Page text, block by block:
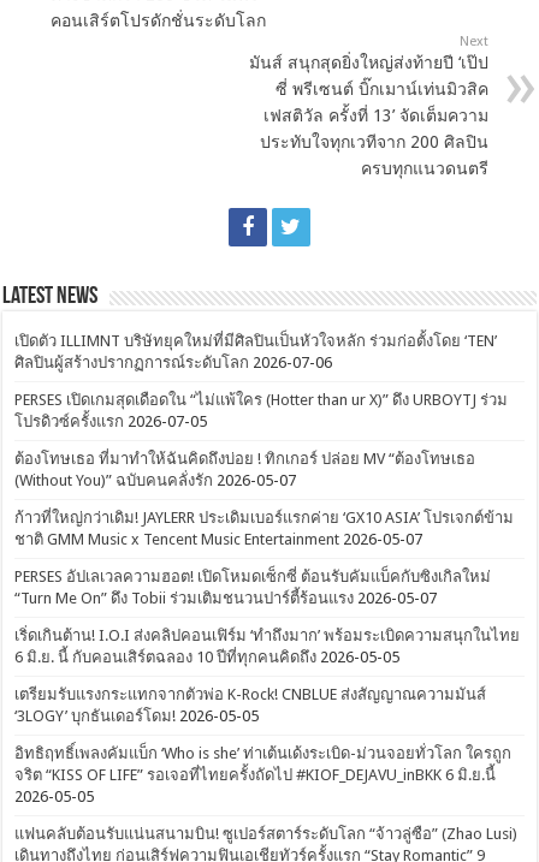
คอนเสิร์ตโปรดักชั่นระดับโลก
Next
มันส์ สนุกสุดยิ่งใหญ่ส่งท้ายปี ‘เป๊ป
ซี่ พรีเซนต์ บิ๊กเมาน์เท่นมิวสิค
เฟสติวัล ครั้งที่ 13’ จัดเต็มความ
ประทับใจทุกเวทีจาก 200 ศิลปิน
ครบทุกแนวดนตรี
Latest News
เปิดตัว ILLIMNT บริษัทยุคใหม่ที่มีศิลปินเป็นหัวใจหลัก ร่วมก่อตั้งโดย ‘TEN’
ศิลปินผู้สร้างปรากฏการณ์ระดับโลก 2026-07-06
PERSES เปิดเกมสุดเดือดใน “ไม่แพ้ใคร (Hotter than ur X)” ดึง URBOYTJ ร่วม
โปรดิวซ์ครั้งแรก 2026-07-05
ต้องโทษเธอ ที่มาทำให้ฉันคิดถึงบ่อย ! ทิกเกอร์ ปล่อย MV “ต้องโทษเธอ
(Without You)” ฉบับคนคลั่งรัก 2026-05-07
ก้าวที่ใหญ่กว่าเดิม! JAYLERR ประเดิมเบอร์แรกค่าย ‘GX10 ASIA’ โปรเจกต์ข้าม
ชาติ GMM Music x Tencent Music Entertainment 2026-05-07
PERSES อัปเลเวลความฮอต! เปิดโหมดเซ็กซี่ ต้อนรับคัมแบ็คกับซิงเกิลใหม่
“Turn Me On” ดึง Tobii ร่วมเติมชนวนปาร์ตี้ร้อนแรง 2026-05-07
เริ่ดเกินต้าน! I.O.I ส่งคลิปคอนเฟิร์ม ‘ทำถึงมาก’ พร้อมระเบิดความสนุกในไทย
6 มิ.ย. นี้ กับคอนเสิร์ตฉลอง 10 ปีที่ทุกคนคิดถึง 2026-05-05
เตรียมรับแรงกระแทกจากตัวพ่อ K-Rock! CNBLUE ส่งสัญญาณความมันส์
‘3LOGY’ บุกธันเดอร์โดม! 2026-05-05
อิทธิฤทธิ์เพลงคัมแบ็ก ‘Who is she’ ท่าเต้นเด้งระเบิด-ม่วนจอยทั่วโลก ใครถูก
จริต “KISS OF LIFE” รอเจอที่ไทยครั้งถัดไป #KIOF_DEJAVU_inBKK 6 มิ.ย.นี้
2026-05-05
แฟนคลับต้อนรับแน่นสนามบิน! ซูเปอร์สตาร์ระดับโลก “จ้าวลู่ซือ” (Zhao Lusi)
เดินทางถึงไทย ก่อนเสิร์ฟความฟินเอเชียทัวร์ครั้งแรก “Stay Romantic” 9